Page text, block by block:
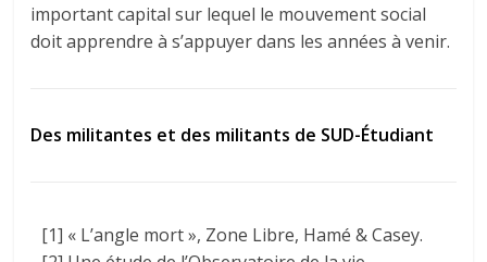
important capital sur lequel le mouvement social
doit apprendre à s’appuyer dans les années à venir.
Des militantes et des militants de SUD-Étudiant
[1] « L’angle mort », Zone Libre, Hamé & Casey.